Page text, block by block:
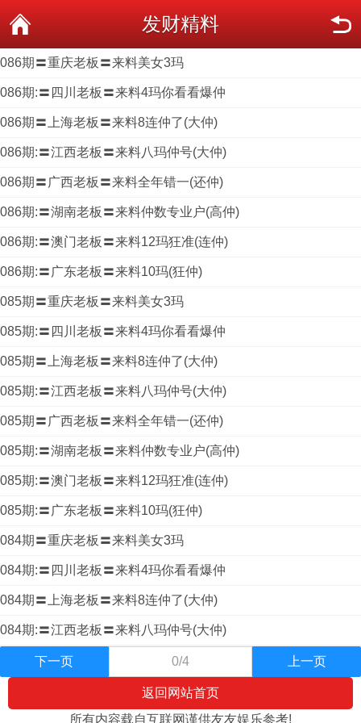
发财精料
086期〓重庆老板〓来料美女3玛
086期:〓四川老板〓来料4玛你看看爆仲
086期〓上海老板〓来料8连仲了(大仲)
086期:〓江西老板〓来料八玛仲号(大仲)
086期〓广西老板〓来料全年错一(还仲)
086期:〓湖南老板〓来料仲数专业户(高仲)
086期:〓澳门老板〓来料12玛狂准(连仲)
086期:〓广东老板〓来料10玛(狂仲)
085期〓重庆老板〓来料美女3玛
085期:〓四川老板〓来料4玛你看看爆仲
085期〓上海老板〓来料8连仲了(大仲)
085期:〓江西老板〓来料八玛仲号(大仲)
085期〓广西老板〓来料全年错一(还仲)
085期:〓湖南老板〓来料仲数专业户(高仲)
085期:〓澳门老板〓来料12玛狂准(连仲)
085期:〓广东老板〓来料10玛(狂仲)
084期〓重庆老板〓来料美女3玛
084期:〓四川老板〓来料4玛你看看爆仲
084期〓上海老板〓来料8连仲了(大仲)
084期:〓江西老板〓来料八玛仲号(大仲)
下一页 0/4 上一页
返回网站首页
所有内容载自互联网谨供友友娱乐参考!